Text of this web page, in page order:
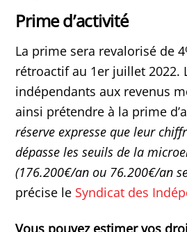
Prime d’activité
La prime sera revalorisé de
rétroactif au 1er juillet 2022.
indépendants aux revenus
ainsi prétendre à la prime
réserve expresse que leur
dépasse les seuils de la
(176.200€/an ou 76.200€/an
précise le Syndicat des
Vous pouvez estimer vos